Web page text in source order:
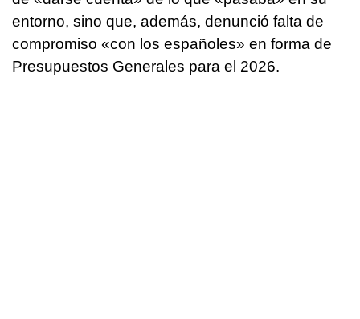
entorno, sino que, además, denunció falta de
compromiso «con los españoles» en forma de
Presupuestos Generales para el 2026.